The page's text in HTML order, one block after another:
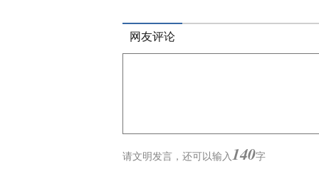
网友评论
请文明发言， 还可以输入140字